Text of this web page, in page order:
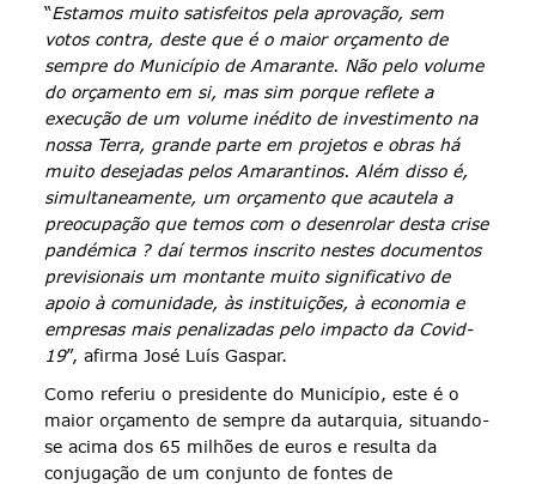
“Estamos muito satisfeitos pela aprovação, sem
votos contra, deste que é o maior orçamento de
sempre do Município de Amarante. Não pelo volume
do orçamento em si, mas sim porque reflete a
execução de um volume inédito de investimento na
nossa Terra, grande parte em projetos e obras há
muito desejadas pelos Amarantinos. Além disso é,
simultaneamente, um orçamento que acautela a
preocupação que temos com o desenrolar desta crise
pandémica ? daí termos inscrito nestes documentos
previsionais um montante muito significativo de
apoio à comunidade, às instituições, à economia e
empresas mais penalizadas pelo impacto da Covid-
19”, afirma José Luís Gaspar.
Como referiu o presidente do Município, este é o
maior orçamento de sempre da autarquia, situando-
se acima dos 65 milhões de euros e resulta da
conjugação de um conjunto de fontes de